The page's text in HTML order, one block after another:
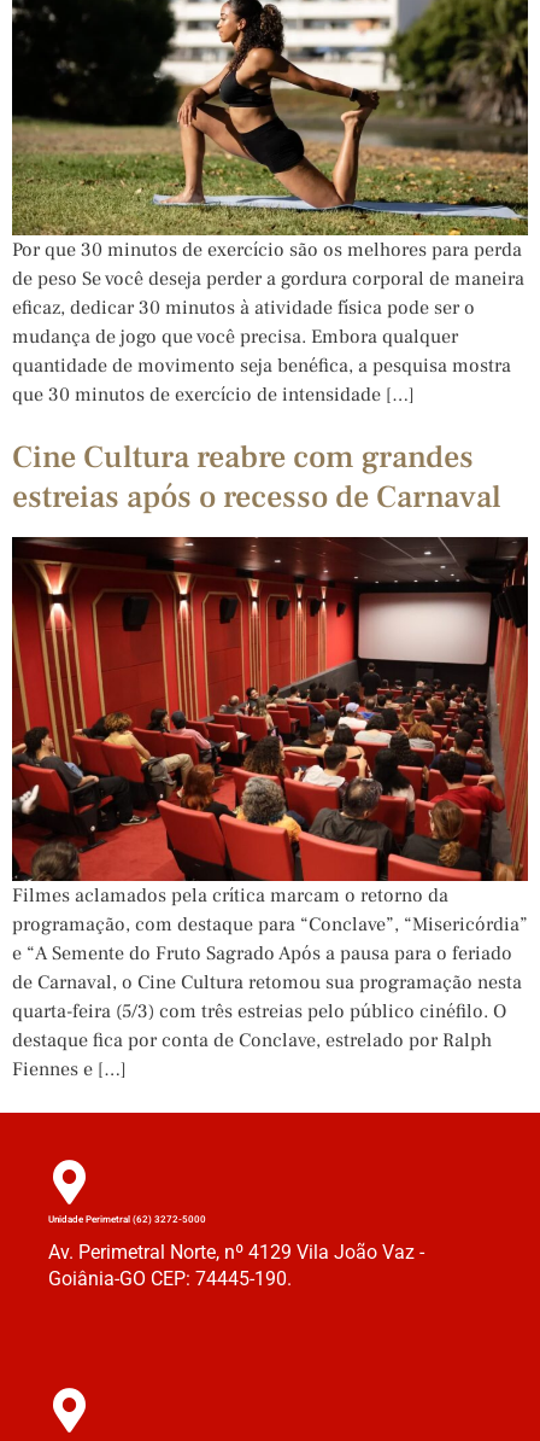
Por que 30 minutos de exercício são os melhores para perda
de peso Se você deseja perder a gordura corporal de maneira
eficaz, dedicar 30 minutos à atividade física pode ser o
mudança de jogo que você precisa. Embora qualquer
quantidade de movimento seja benéfica, a pesquisa mostra
que 30 minutos de exercício de intensidade […]
Cine Cultura reabre com grandes
estreias após o recesso de Carnaval
Filmes aclamados pela crítica marcam o retorno da
programação, com destaque para “Conclave”, “Misericórdia”
e “A Semente do Fruto Sagrado Após a pausa para o feriado
de Carnaval, o Cine Cultura retomou sua programação nesta
quarta-feira (5/3) com três estreias pelo público cinéfilo. O
destaque fica por conta de Conclave, estrelado por Ralph
Fiennes e […]
Unidade Perimetral (62) 3272-5000
Av. Perimetral Norte, nº 4129 Vila João Vaz -
Goiânia-GO CEP: 74445-190.